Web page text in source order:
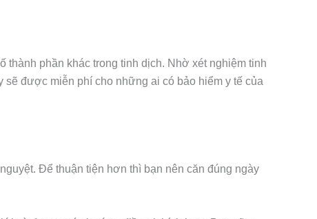
thành phần khác trong tinh dịch. Nhờ xét nghiệm tinh
được miễn phí cho những ai có bảo hiểm y tế của
Để thuận tiện hơn thì bạn nên căn đúng ngày